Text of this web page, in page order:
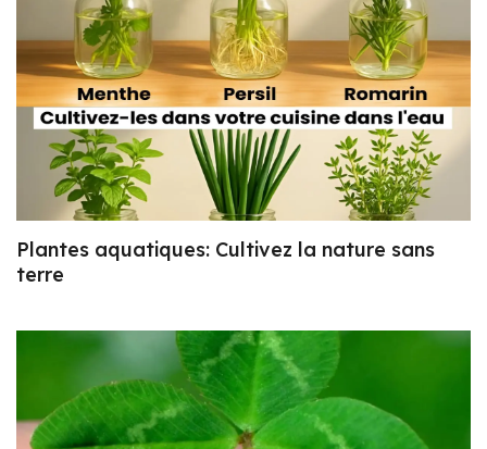
Plantes aquatiques: Cultivez la nature sans
terre